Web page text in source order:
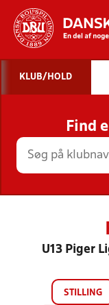
KLUB/HOLD
Find
U13 Piger
STILLING